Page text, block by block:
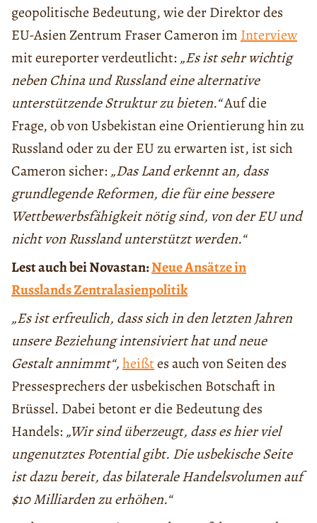
geopolitische Bedeutung, wie der Direktor des
EU-Asien Zentrum Fraser Cameron im Interview
mit eureporter verdeutlicht: „Es ist sehr wichtig
neben China und Russland eine alternative
unterstützende Struktur zu bieten.“Auf die
Frage, ob von Usbekistan eine Orientierung hin zu
Russland oder zu der EU zu erwarten ist, ist sich
Cameron sicher: „Das Land erkennt an, dass
grundlegende Reformen, die für eine bessere
Wettbewerbsfähigkeit nötig sind, von der EU und
nicht von Russland unterstützt werden.“
Lest auch bei Novastan:Neue Ansätze in
Russlands Zentralasienpolitik
„Es ist erfreulich, dass sich in den letzten Jahren
unsere Beziehung intensiviert hat und neue
Gestalt annimmt“,heißtes auch von Seiten des
Pressesprechers der usbekischen Botschaft in
Brüssel. Dabei betont er die Bedeutung des
Handels: „Wir sind überzeugt, dass es hier viel
ungenutztes Potential gibt. Die usbekische Seite
ist dazu bereit, das bilaterale Handelsvolumen auf
$10 Milliarden zu erhöhen.“